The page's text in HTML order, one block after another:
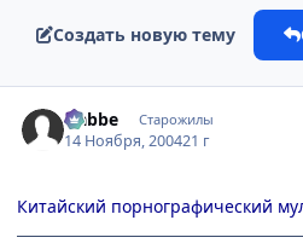
Создать новую тему
Nabbe Старожилы
14 Ноября, 200421 г
Китайский порнографический